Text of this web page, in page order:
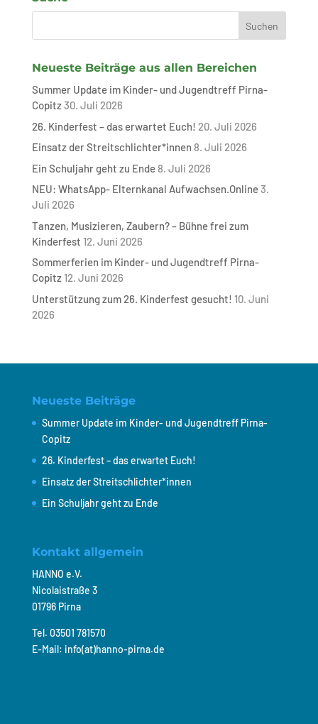
Neueste Beiträge aus allen Bereichen
Summer Update im Kinder- und Jugendtreff Pirna-
Copitz30. Juli 2026
26. Kinderfest – das erwartet Euch! 20. Juli 2026
Einsatz der Streitschlichter*innen 8. Juli 2026
Ein Schuljahr geht zu Ende 8. Juli 2026
NEU: WhatsApp- Elternkanal Aufwachsen.Online3.
Juli 2026
Tanzen, Musizieren, Zaubern? – Bühne frei zum
Kinderfest 12. Juni 2026
Sommerferien im Kinder- und Jugendtreff Pirna-
Copitz12. Juni 2026
Unterstützung zum 26. Kinderfest gesucht! 10. Juni
2026
Neueste Beiträge
Summer Update im Kinder- und Jugendtreff Pirna-
Copitz
26. Kinderfest – das erwartet Euch!
Einsatz der Streitschlichter*innen
Ein Schuljahr geht zu Ende
Kontakt allgemein
HANNO e.V.
Nicolaistraße 3
01796 Pirna
Tel. 03501 781570
E-Mail: info(at)hanno-pirna.de